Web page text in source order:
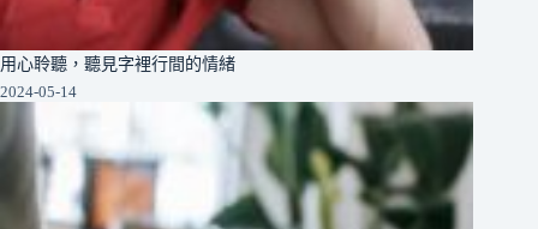
用心聆聽，聽見字裡行間的情緒
2024-05-14